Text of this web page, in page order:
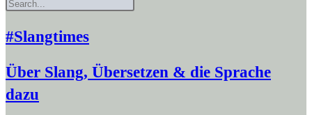
#Slangtimes
Über Slang, Übersetzen & die Sprache
dazu